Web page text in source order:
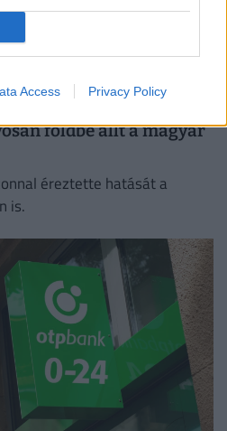
Access Privacy Policy
földbe állt a magyar
éreztette hatását a
is.